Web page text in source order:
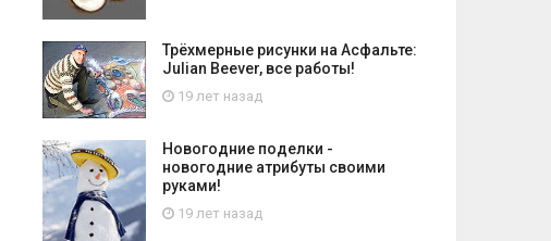
Трёхмерные рисунки на Асфальте:
Julian Beever, все работы!
19 лет назад
Новогодние поделки -
новогодние атрибуты своими
руками!
19 лет назад